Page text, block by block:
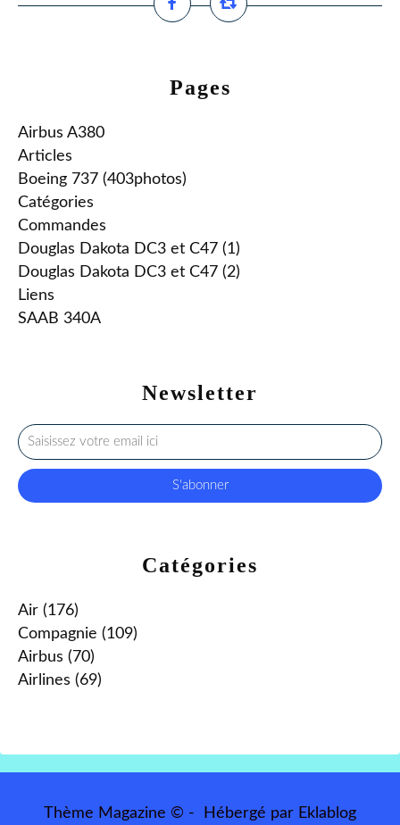
Newsletter
Catégories
Air (176)
Compagnie (109)
Airbus (70)
Airlines (69)
Pages
Airbus A380
Articles
Boeing 737 (403photos)
Catégories
Commandes
Douglas Dakota DC3 et C47 (1)
Douglas Dakota DC3 et C47 (2)
Liens
SAAB 340A
Thème Magazine © - Hébergé par Eklablog